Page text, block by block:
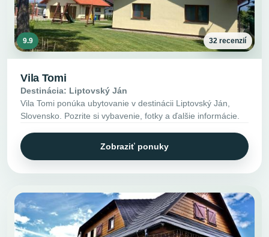
9.9 32 recenzií
Vila Tomi
Destinácia: Liptovský Ján
Vila Tomi ponúka ubytovanie v destinácii Liptovský Ján,
Slovensko. Pozrite si vybavenie, fotky a ďalšie informácie.
Zobraziť ponuky